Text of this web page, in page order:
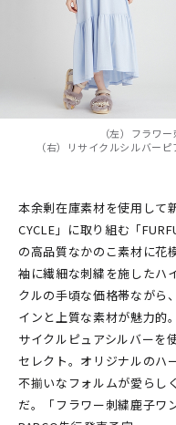
（左）フラワ
（右）リサイクルシルバー
本余剰在庫素材を使用して
CYCLE」に取り組む「
の高品質なかのこ素材に花
袖に繊細な刺繍を施したハ
クルの手頃な価格帯ながら
インと上質な素材が魅力的
サイクルピュアシルバーを
セレクト。オリジナルのハ
不揃いなフォルムが愛らし
だ。「フラワー刺繍鹿子ワ